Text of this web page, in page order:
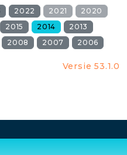
2022 2021
2020
2015 2014
2013
2008 2007 2006
Versie 53.1.0